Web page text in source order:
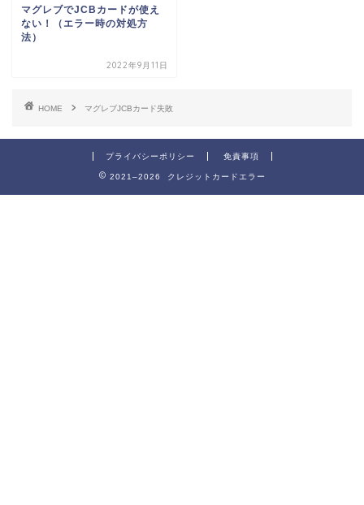
マグレブでJCBカードが使え
ない！（エラー時の対処方
法）
2022年9月11日
HOME マグレブJCBカード失敗
プライバシーポリシー 免責事項
2021–2026 クレジットカードエラー